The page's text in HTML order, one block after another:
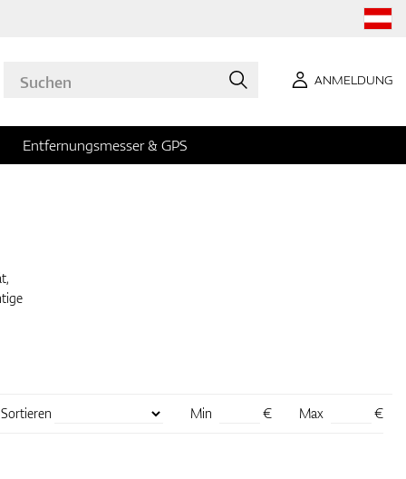
ANMELDUNG
Entfernungsmesser & GPS
Sortieren Min € Max €